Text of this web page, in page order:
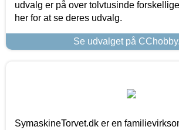
udvalg er på over tolvtusinde
her for at se deres udvalg.
Se udvalget på
SymaskineTorvet.dk er en